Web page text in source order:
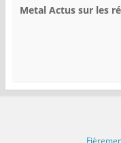
Metal Actus sur les